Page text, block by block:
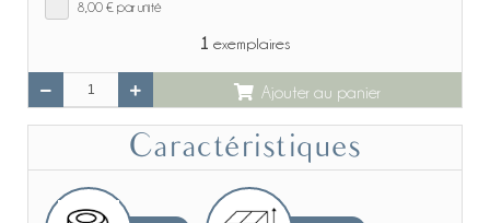
8,00 € par unité
1 exemplaires
Ajouter au panier
Caractéristiques